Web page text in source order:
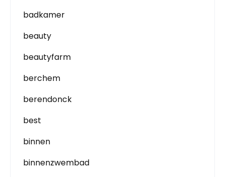
badkamer
beauty
beautyfarm
berchem
berendonck
best
binnen
binnenzwembad